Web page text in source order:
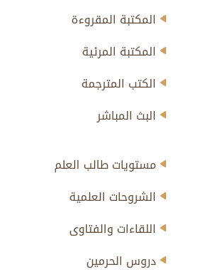
المكتبة المقروءة
المكتبة المرئية
الكتب المترجمة
البث المباشر
مستويات طالب العلم
الشروحات العلمية
اللقاءات والفتاوى
دروس الحرمين